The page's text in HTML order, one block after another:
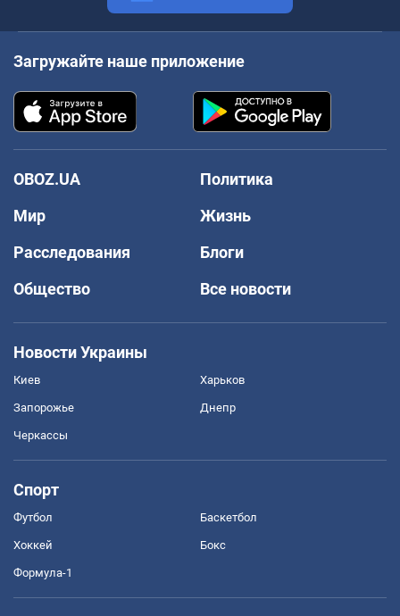
Загружайте наше приложение
OBOZ.UA
Политика
Мир
Жизнь
Расследования
Блоги
Общество
Все новости
Новости Украины
Киев Харьков
Запорожье Днепр
Черкассы
Спорт
Футбол Баскетбол
Хоккей Бокс
Формула-1